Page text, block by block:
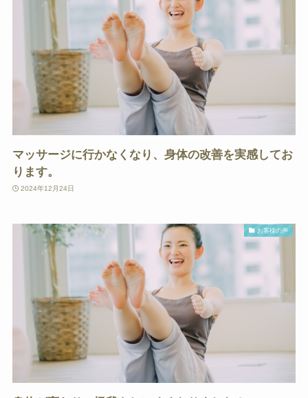
マッサージに行かなくなり、身体の改善を実感してお
ります。
2024年12月24日
お客様の声